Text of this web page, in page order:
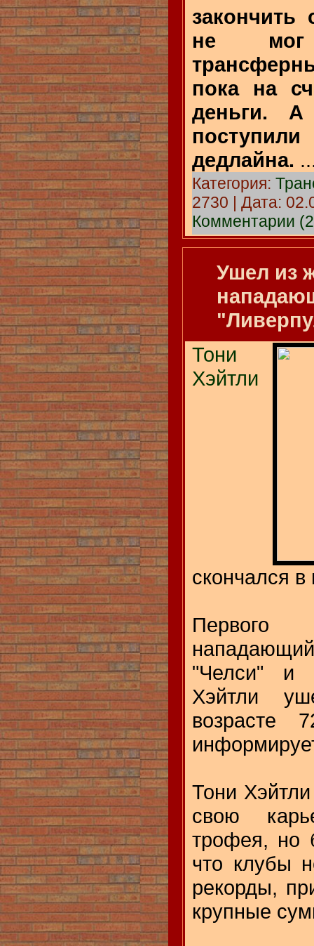
закончить
не мог
пока на
деньги.
дедлайна.
Категория:
2730 | Дата:
Комментарии
Ушел из
Тони
Хэйтли
скончался в
Первого
"Челси" и
Хэйтли
возрасте
Тони
свою
трофея, но
что клубы
рекорды,
крупные